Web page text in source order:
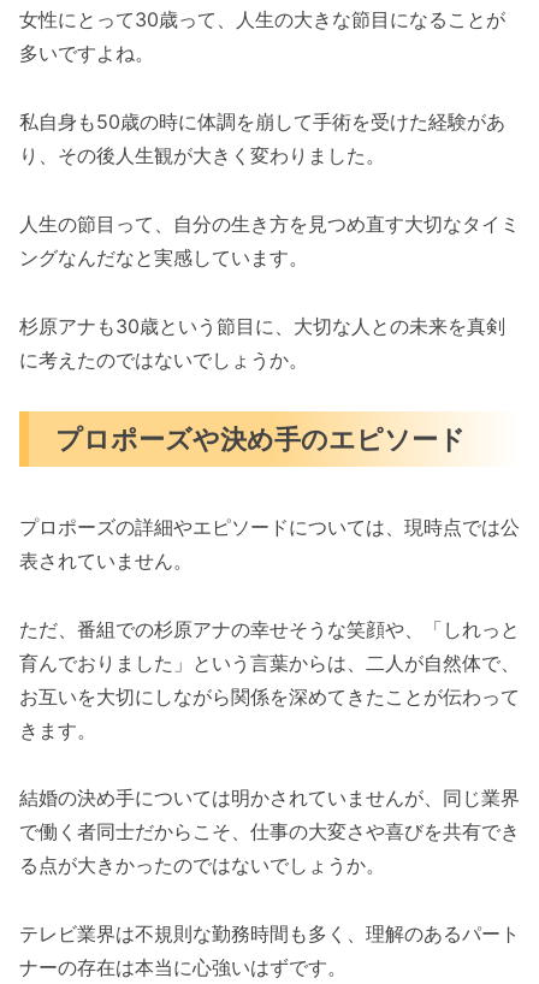
女性にとって30歳って、人生の大きな節目になることが
多いですよね。
私自身も50歳の時に体調を崩して手術を受けた経験があ
り、その後人生観が大きく変わりました。
人生の節目って、自分の生き方を見つめ直す大切なタイミ
ングなんだなと実感しています。
杉原アナも30歳という節目に、大切な人との未来を真剣
に考えたのではないでしょうか。
プロポーズや決め手のエピソード
プロポーズの詳細やエピソードについては、現時点では公
表されていません。
ただ、番組での杉原アナの幸せそうな笑顔や、「しれっと
育んでおりました」という言葉からは、二人が自然体で、
お互いを大切にしながら関係を深めてきたことが伝わって
きます。
結婚の決め手については明かされていませんが、同じ業界
で働く者同士だからこそ、仕事の大変さや喜びを共有でき
る点が大きかったのではないでしょうか。
テレビ業界は不規則な勤務時間も多く、理解のあるパート
ナーの存在は本当に心強いはずです。